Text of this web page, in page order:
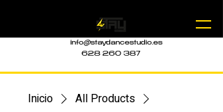
info@staydancestudio.es
628 260 387
Inicio
All Products